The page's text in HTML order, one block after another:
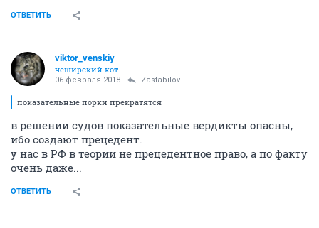
ОТВЕТИТЬ
viktor_venskiy
чеширский кот
06 февраля 2018 Zastabilov
показательные порки прекратятся
в решении судов показательные вердикты опасны,
ибо создают прецедент.
у нас в РФ в теории не прецедентное право, а по факту
очень даже...
ОТВЕТИТЬ